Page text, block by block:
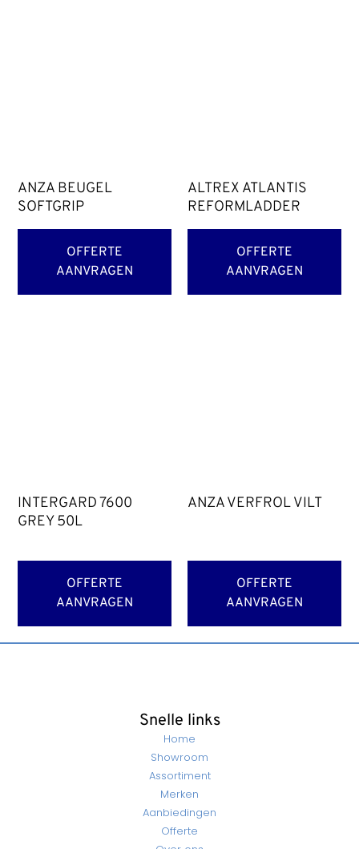
ANZA BEUGEL
SOFTGRIP
OFFERTE
AANVRAGEN
ALTREX ATLANTIS
REFORMLADDER
OFFERTE
AANVRAGEN
INTERGARD 7600
GREY 50L
OFFERTE
AANVRAGEN
ANZA VERFROL VILT
OFFERTE
AANVRAGEN
Snelle links
Home
Showroom
Assortiment
Merken
Aanbiedingen
Offerte